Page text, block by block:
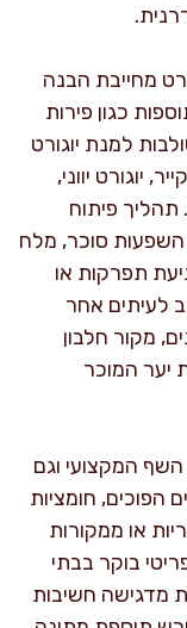
מחייבת הבנה
כגון פירות
למנת יוגורט
יוגורט יווני,
פיתוח
השפעות סוכר, מלח
תפרקות או
לעיתים אחר
מקור חלבון
יער המוכר
המקצועי וגם
חומציות
או ממקורות
בוקר בבתי
מדגישה חשיבות